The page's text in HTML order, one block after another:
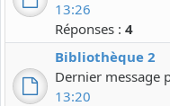
13:26
Réponses : 4
Bibliothèque 2
Dernier message
13:20